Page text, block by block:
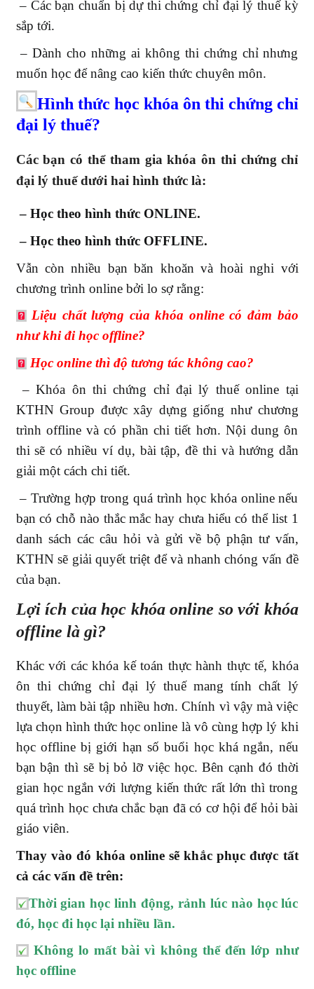
– Các bạn chuẩn bị dự thi chứng chỉ đại lý thuế kỳ
sắp tới.
– Dành cho những ai không thi chứng chỉ nhưng
muốn học để nâng cao kiến thức chuyên môn.
Hình thức học khóa ôn thi chứng chỉ
đại lý thuế?
Các bạn có thể tham gia khóa ôn thi chứng chỉ
đại lý thuế dưới hai hình thức là:
– Học theo hình thức ONLINE.
– Học theo hình thức OFFLINE.
Vẫn còn nhiều bạn băn khoăn và hoài nghi với
chương trình online bởi lo sợ rằng:
Liệu chất lượng của khóa online có đảm bảo
như khi đi học offline?
Học online thì độ tương tác không cao?
– Khóa ôn thi chứng chỉ đại lý thuế online tại
KTHN Group được xây dựng giống như chương
trình offline và có phần chi tiết hơn. Nội dung ôn
thi sẽ có nhiều ví dụ, bài tập, đề thi và hướng dẫn
giải một cách chi tiết.
– Trường hợp trong quá trình học khóa online nếu
bạn có chỗ nào thắc mắc hay chưa hiểu có thể list 1
danh sách các câu hỏi và gửi về bộ phận tư vấn,
KTHN sẽ giải quyết triệt để và nhanh chóng vấn đề
của bạn.
Lợi ích của học khóa online so với khóa
offline là gì?
Khác với các khóa kế toán thực hành thực tế, khóa
ôn thi chứng chỉ đại lý thuế mang tính chất lý
thuyết, làm bài tập nhiều hơn. Chính vì vậy mà việc
lựa chọn hình thức học online là vô cùng hợp lý khi
học offline bị giới hạn số buổi học khá ngắn, nếu
bạn bận thì sẽ bị bỏ lỡ việc học. Bên cạnh đó thời
gian học ngắn với lượng kiến thức rất lớn thì trong
quá trình học chưa chắc bạn đã có cơ hội để hỏi bài
giáo viên.
Thay vào đó khóa online sẽ khắc phục được tất
cả các vấn đề trên:
Thời gian học linh động, rảnh lúc nào học lúc
đó, học đi học lại nhiều lần.
Không lo mất bài vì không thể đến lớp như
học offline